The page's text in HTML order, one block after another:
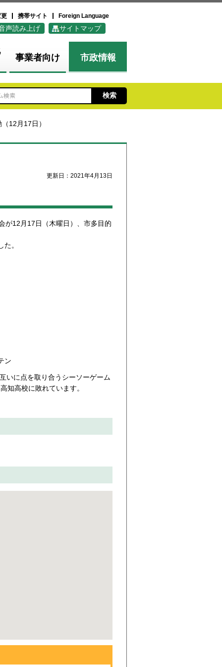
携帯サイト Foreign Language
声読み上げ サイトマップ
事業者向け 市政情報
12月17日）
更新日：2021年4月13日
が12月17日（木曜日）、市多目的
。
ン
いに点を取り合うシーソーゲーム
知高校に敗れています。